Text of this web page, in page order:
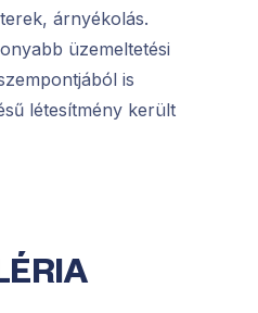
árnyékolás.
üzemeltetési
is
létesítmény került